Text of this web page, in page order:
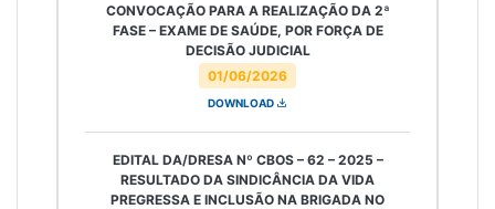
01/06/2026
CONVOCAÇÃO PARA A REALIZAÇÃO DA 2ª
FASE – EXAME DE SAÚDE, POR FORÇA DE
DECISÃO JUDICIAL
DOWNLOAD
EDITAL DA/DRESA Nº CBOS – 62 – 2025 –
RESULTADO DA SINDICÂNCIA DA VIDA
PREGRESSA E INCLUSÃO NA BRIGADA NO